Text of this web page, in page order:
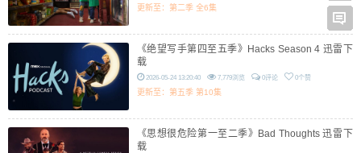
更新至：第二季 全6集
《绝望写手第四至五季》Hacks Season 4 迅雷下
载
2026-05-24 13:20:40 7,779浏览 0评论 0个赞
更新至：第五季 第10集
《思想很危险第一至二季》Bad Thoughts 迅雷下
载